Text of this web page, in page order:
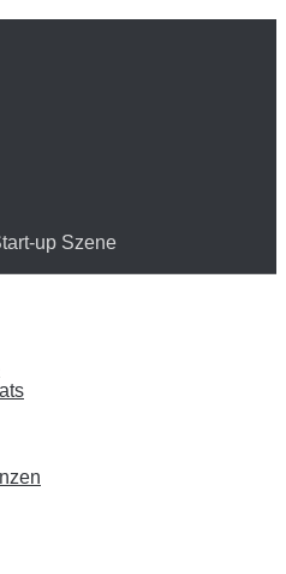
up Szene